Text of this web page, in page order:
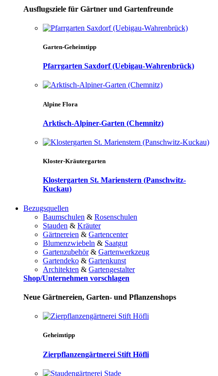
Ausflugsziele für Gärtner und Gartenfreunde
Garten-Geheimtipp
Pfarrgarten Saxdorf (Uebigau-Wahrenbrück)
Alpine Flora
Arktisch-Alpiner-Garten (Chemnitz)
Kloster-Kräutergarten
Klostergarten St. Marienstern (Panschwitz-
Kuckau)
Bezugsquellen
Baumschulen & Rosenschulen
Stauden & Kräuter
Gärtnereien & Gartencenter
Blumenzwiebeln & Saatgut
Gartenzubehör& Gartenwerkzeug
Gartendeko & Gartenkunst
Architekten & Gartengestalter
Shop/Unternehmen vorschlagen
Neue Gärtnereien, Garten- und Pflanzenshops
Geheimtipp
Zierpflanzengärtnerei Stift Höfli